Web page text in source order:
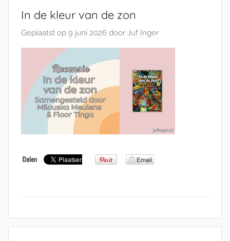
In de kleur van de zon
Geplaatst op 9 juni 2026 door Juf Inger